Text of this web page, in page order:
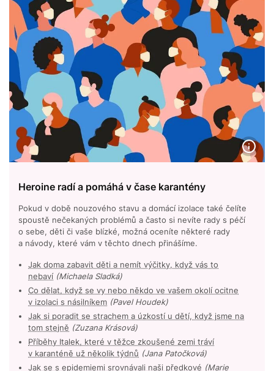
Heroine radí a pomáhá v čase karantény
Pokud v době nouzového stavu a domácí izolace také čelíte
spoustě nečekaných problémů a často si nevíte rady s péčí
o sebe, děti či vaše blízké, možná oceníte některé rady
a návody, které vám v těchto dnech přinášíme.
Jak doma zabavit děti a nemít výčitky, když vás to
nebaví (Michaela Sladká)
Co dělat, když se vy nebo někdo ve vašem okolí ocitne
v izolaci s násilníkem (Pavel Houdek)
Jak si poradit se strachem a úzkostí u dětí, když jsme na
tom stejně (Zuzana Krásová)
Příběhy Italek, které v těžce zkoušené zemi tráví
v karanténě už několik týdnů (Jana Patočková)
Jak se s epidemiemi srovnávali naši předkové (Marie